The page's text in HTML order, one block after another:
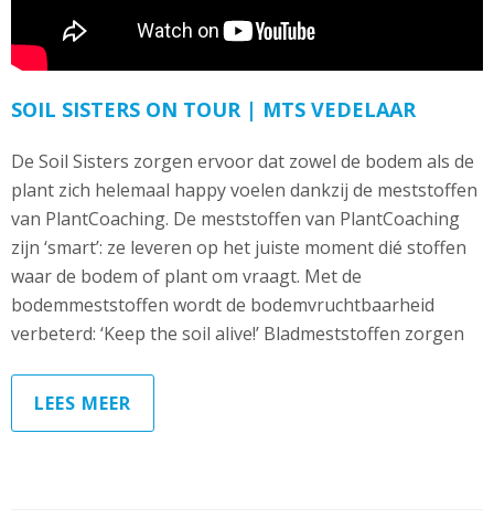
SOIL SISTERS ON TOUR | MTS VEDELAAR
De Soil Sisters zorgen ervoor dat zowel de bodem als de
plant zich helemaal happy voelen dankzij de meststoffen
van PlantCoaching. De meststoffen van PlantCoaching
zijn ‘smart’: ze leveren op het juiste moment dié stoffen
waar de bodem of plant om vraagt. Met de
bodemmeststoffen wordt de bodemvruchtbaarheid
verbeterd: ‘Keep the soil alive!’ Bladmeststoffen zorgen
LEES MEER